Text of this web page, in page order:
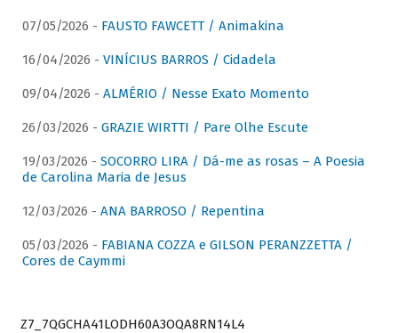
07/05/2026 - FAUSTO FAWCETT / Animakina
16/04/2026 - VINÍCIUS BARROS / Cidadela
09/04/2026 - ALMÉRIO / Nesse Exato Momento
26/03/2026 - GRAZIE WIRTTI / Pare Olhe Escute
19/03/2026 - SOCORRO LIRA / Dá-me as rosas – A Poesia
de Carolina Maria de Jesus
12/03/2026 - ANA BARROSO / Repentina
05/03/2026 - FABIANA COZZA e GILSON PERANZZETTA /
Cores de Caymmi
Z7_7QGCHA41LODH60A3OQA8RN14L4